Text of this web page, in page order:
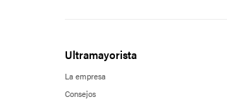
Ultramayorista
La empresa
Consejos